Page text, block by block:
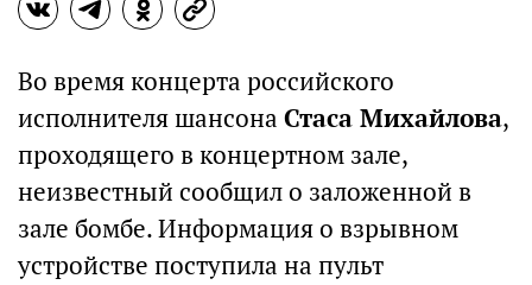
Во время концерта российского
исполнителя шансона Стаса Михайлова,
проходящего в концертном зале,
неизвестный сообщил о заложенной в
зале бомбе. Информация о взрывном
устройстве поступила на пульт